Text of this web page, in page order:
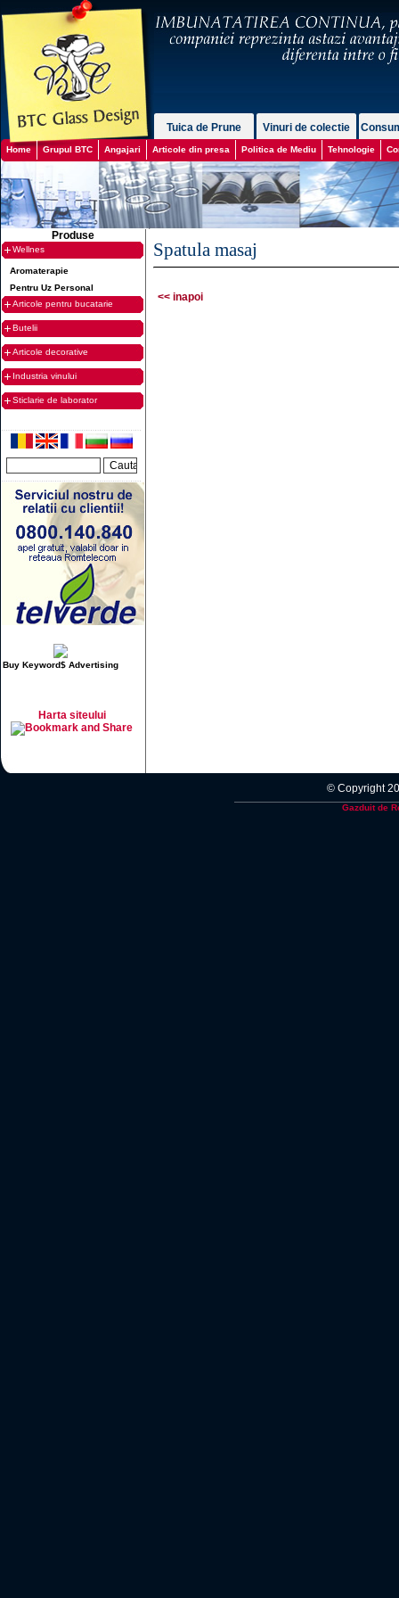
Tuica de Prune Vinuri de colectie
Home Grupul BTC Angajari Articole din presa Politica de Mediu Tehnologie
Produse
Wellnes
Aromaterapie
Pentru Uz Personal
Articole pentru bucatarie
Butelii
Articole decorative
Industria vinului
Sticlarie de laborator
Buy Keyword$ Advertising
Harta siteului
Spatula masaj
<< inapoi
© Copyright
Gazduit de